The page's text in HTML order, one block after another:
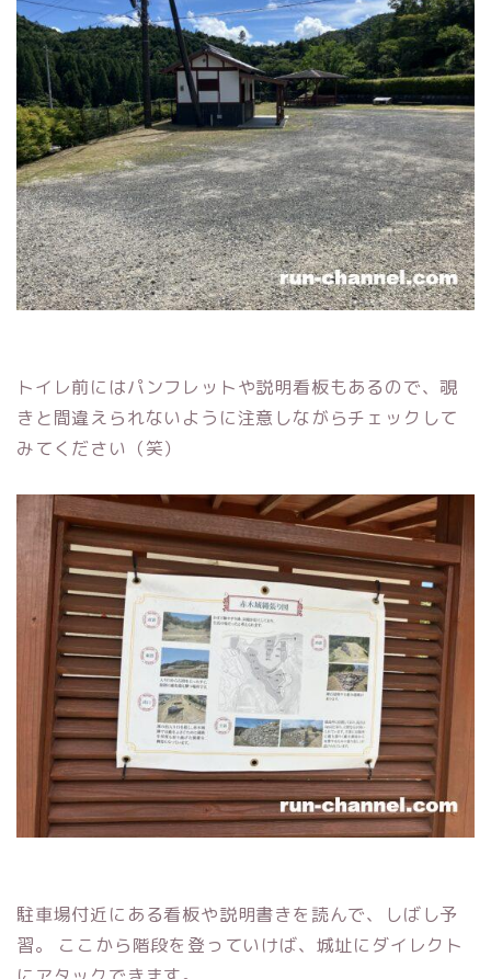
トイレ前にはパンフレットや説明看板もあるので、覗
きと間違えられないように注意しながらチェックして
みてください（笑）
駐車場付近にある看板や説明書きを読んで、しばし予
習。 ここから階段を登っていけば、城址にダイレクト